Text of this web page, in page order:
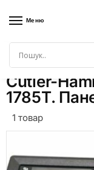
Меню
Головна Товари з
Cutler-
1785T.
1 товар